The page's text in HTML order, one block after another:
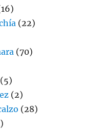
(22)
(70)
(5)
(2)
(28)